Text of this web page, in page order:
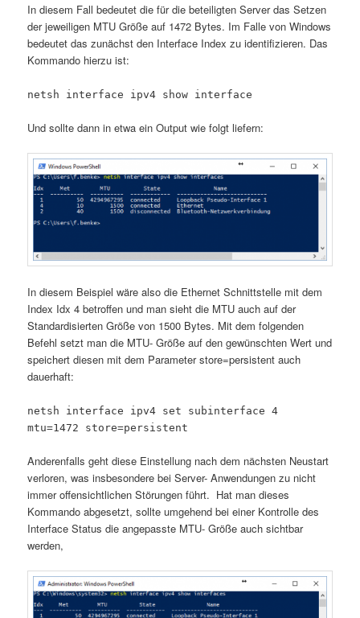
In diesem Fall bedeutet die für die beteiligten Server das Setzen
der jeweiligen MTU Größe auf 1472 Bytes. Im Falle von Windows
bedeutet das zunächst den Interface Index zu identifizieren. Das
Kommando hierzu ist:
netsh interface ipv4 show interface
Und sollte dann in etwa ein Output wie folgt liefern:
In diesem Beispiel wäre also die Ethernet Schnittstelle mit dem
Index Idx 4 betroffen und man sieht die MTU auch auf der
Standardisierten Größe von 1500 Bytes. Mit dem folgenden
Befehl setzt man die MTU- Größe auf den gewünschten Wert und
speichert diesen mit dem Parameter store=persistent auch
dauerhaft:
netsh interface ipv4 set subinterface 4
mtu=1472 store=persistent
Anderenfalls geht diese Einstellung nach dem nächsten Neustart
verloren, was insbesondere bei Server- Anwendungen zu nicht
immer offensichtlichen Störungen führt. Hat man dieses
Kommando abgesetzt, sollte umgehend bei einer Kontrolle des
Interface Status die angepasste MTU- Größe auch sichtbar
werden,